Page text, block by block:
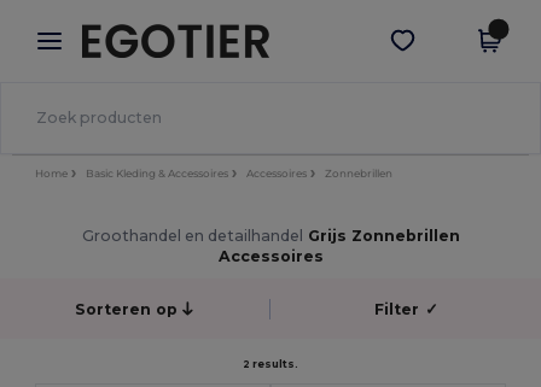
× Egotier-app
Betere prijzen in de app!
Download app
Home Basic Kleding & Accessoires Accessoires Zonnebrillen
Groothandel en detailhandel Grijs Zonnebrillen
Accessoires
Sorteren op Filter ✓
2 results.